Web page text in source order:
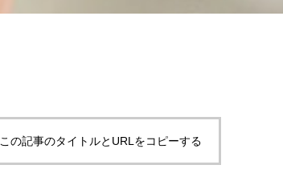
この記事のタイトルとURLをコピーする